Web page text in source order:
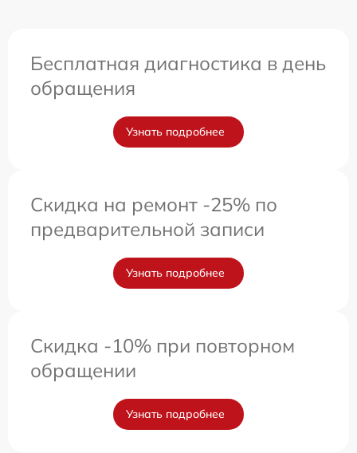
Бесплатная диагностика в день
обращения
Узнать подробнее
Скидка на ремонт -25% по
предварительной записи
Узнать подробнее
Скидка -10% при повторном
обращении
Узнать подробнее